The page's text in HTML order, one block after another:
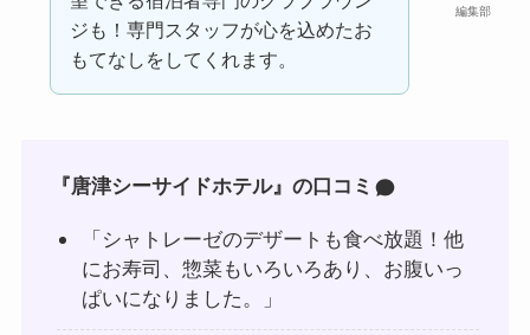
編集部
ジも！専門スタッフが心を込めたお
もてなしをしてくれます。
『唐津シーサイドホテル』の口コミ
「シャトレーゼのデザートも食べ放題！他
にお寿司、惣菜もいろいろあり、お腹いっ
ぱいになりました。」